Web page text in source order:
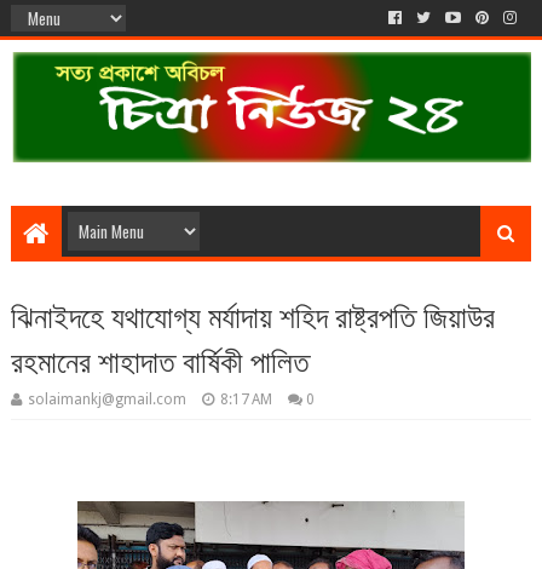
ঝিনাইদহে যথাযোগ্য মর্যাদায় শহিদ রাষ্ট্রপতি জিয়াউর
রহমানের শাহাদাত বার্ষিকী পালিত
solaimankj@gmail.com 8:17 AM 0